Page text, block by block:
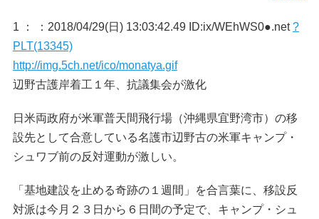
1 ： ：2018/04/29(日) 13:03:42.49 ID:ix/WEhWS0●.net?
PLT(13345)
http://img.5ch.net/ico/monatya.gif
辺野古護岸着工１年、抗議集会が激化
日米両政府が米軍普天間飛行場（沖縄県宜野湾市）の移
設先として合意している名護市辺野古の米軍キャンプ・
シュワブ前の反対運動が激しい。
「基地建設を止める奇跡の１週間」を合言葉に、移設反
対派は今月２３日から６日間の予定で、キャンプ・シュ